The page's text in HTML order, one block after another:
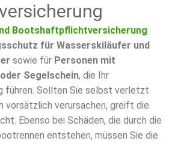
Bootshaftpflichtversicherung
für Wasserskiläufer und
sowie für Personen mit
Segelschein, die Ihr
führen. Sollten Sie selbst verletzt
vorsätzlich verursachen, greift die
Ebenso bei Schäden, die durch die
entstehen, müssen Sie die